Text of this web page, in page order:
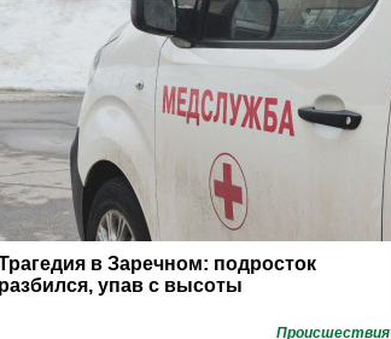
в Заречном: подросток
разбился, упав с высоты
Проиcшествия